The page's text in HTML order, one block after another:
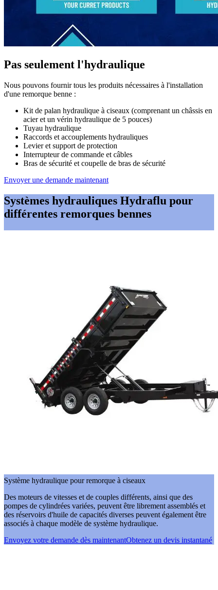
Pas seulement l'hydraulique
Nous pouvons fournir tous les produits nécessaires à l'installation
d'une remorque benne :
Kit de palan hydraulique à ciseaux (comprenant un châssis en
acier et un vérin hydraulique de 5 pouces)
Tuyau hydraulique
Raccords et accouplements hydrauliques
Levier et support de protection
Interrupteur de commande et câbles
Bras de sécurité et coupelle de bras de sécurité
Envoyer une demande maintenant
Systèmes hydrauliques Hydraflu pour
différentes remorques bennes
Système hydraulique pour remorque à ciseaux
Des moteurs de vitesses et de couples différents, ainsi que des
pompes de cylindrées variées, peuvent être librement assemblés et
des réservoirs d'huile de capacités diverses peuvent également être
associés à chaque modèle de système hydraulique.
Envoyez votre demande dès maintenantObtenez un devis instantané